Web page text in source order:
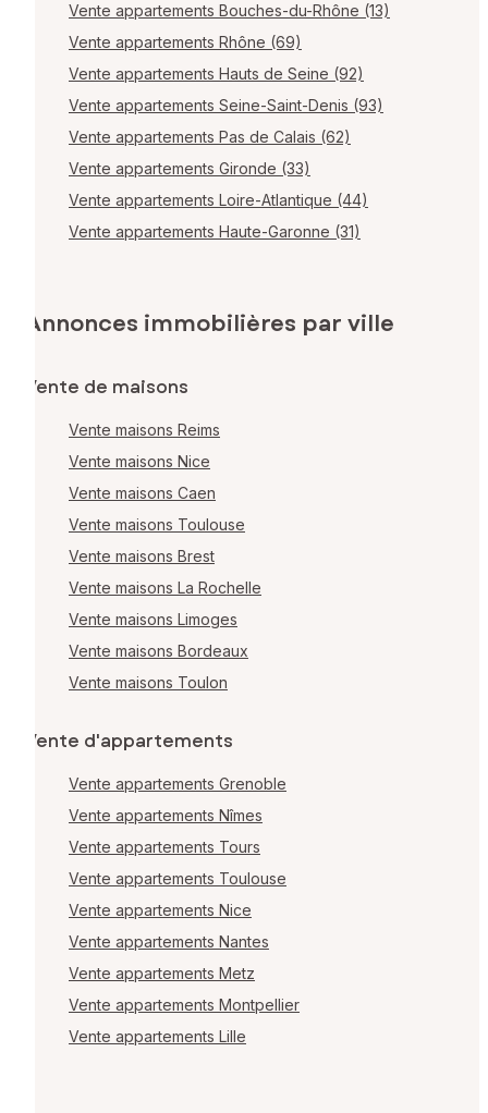
Vente appartements Bouches-du-Rhône (13)
Vente appartements Rhône (69)
Vente appartements Hauts de Seine (92)
Vente appartements Seine-Saint-Denis (93)
Vente appartements Pas de Calais (62)
Vente appartements Gironde (33)
Vente appartements Loire-Atlantique (44)
Vente appartements Haute-Garonne (31)
Annonces immobilières par ville
Vente de maisons
Vente maisons Reims
Vente maisons Nice
Vente maisons Caen
Vente maisons Toulouse
Vente maisons Brest
Vente maisons La Rochelle
Vente maisons Limoges
Vente maisons Bordeaux
Vente maisons Toulon
Vente d'appartements
Vente appartements Grenoble
Vente appartements Nîmes
Vente appartements Tours
Vente appartements Toulouse
Vente appartements Nice
Vente appartements Nantes
Vente appartements Metz
Vente appartements Montpellier
Vente appartements Lille